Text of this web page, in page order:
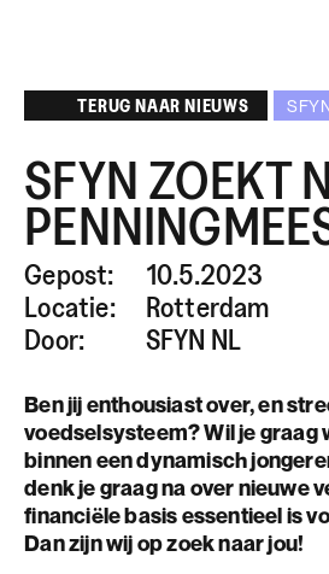
TERUG NAAR NIEUWS
SFYN ZOEKT
Gepost:
10.5.2023
Locatie:
Rotterdam
Door:
SFYN NL
Ben jij enthousiast over, en
voedselsysteem? Wil je
binnen een dynamisch
denk je graag na over nieuwe
financiële basis essentieel is
Dan zijn wij op zoek naar jou!